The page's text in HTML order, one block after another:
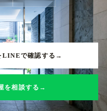
LINEで確認する
を相談する